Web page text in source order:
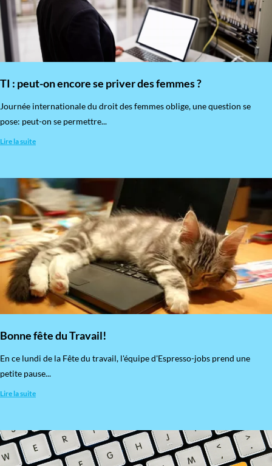
TI : peut-on encore se priver des femmes ?
​Journée internationale du droit des femmes oblige, une question se
pose: peut-on se permettre...
Lire la suite
Bonne fête du Travail!
En ce lundi de la Fête du travail, l'équipe d'Espresso-jobs prend une
petite pause...
Lire la suite